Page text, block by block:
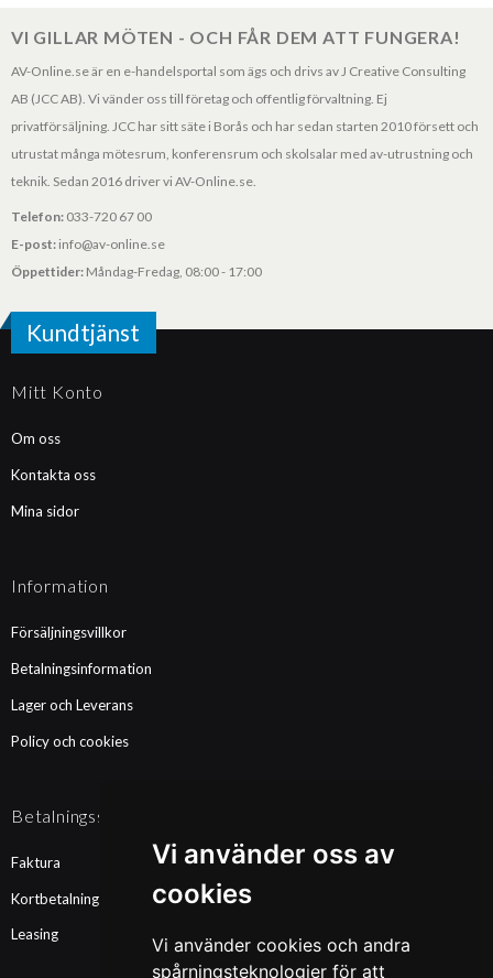
Vi använder oss av
cookies
Vi använder cookies och andra
spårningsteknologier för att
VI GILLAR MÖTEN - OCH FÅR DEM ATT FUNGERA!
AV-Online.se är en e-handelsportal som ägs och drivs av J Creative Consulting
AB (JCC AB). Vi vänder oss till företag och offentlig förvaltning. Ej
privatförsäljning. JCC har sitt säte i Borås och har sedan starten 2010 försett och
utrustat många mötesrum, konferensrum och skolsalar med av-utrustning och
teknik. Sedan 2016 driver vi AV-Online.se.
Telefon: 033-720 67 00
E-post: info@av-online.se
Öppettider: Måndag-Fredag, 08:00 - 17:00
Kundtjänst
Mitt Konto
Om oss
Kontakta oss
Mina sidor
Information
Försäljningsvillkor
Betalningsinformation
Lager och Leverans
Policy och cookies
Betalningssätt
Faktura
Kortbetalning
Leasing